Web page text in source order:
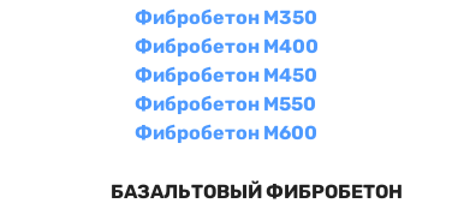
Фибробетон М350
Фибробетон М400
Фибробетон М450
Фибробетон М550
Фибробетон М600
БАЗАЛЬТОВЫЙ ФИБРОБЕТОН